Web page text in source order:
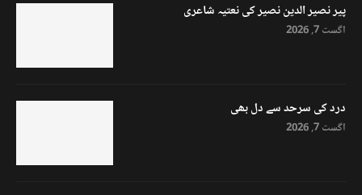
پیر نصیر الدین نصیر کی نعتیہ شاعری
اگست 7, 2026
درد کی سرحد سے دل بھی
اگست 7, 2026